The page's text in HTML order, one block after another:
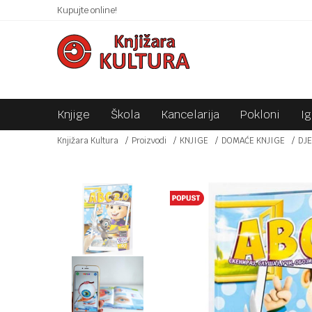
Kupujte online!SIGURNO PLAĆANJE PLATNIM KARTICAMA!
Knjige Škola Kancelarija Pokloni
Knjižara Kultura Proizvodi KNJIGE DOMAĆE KNJIGE